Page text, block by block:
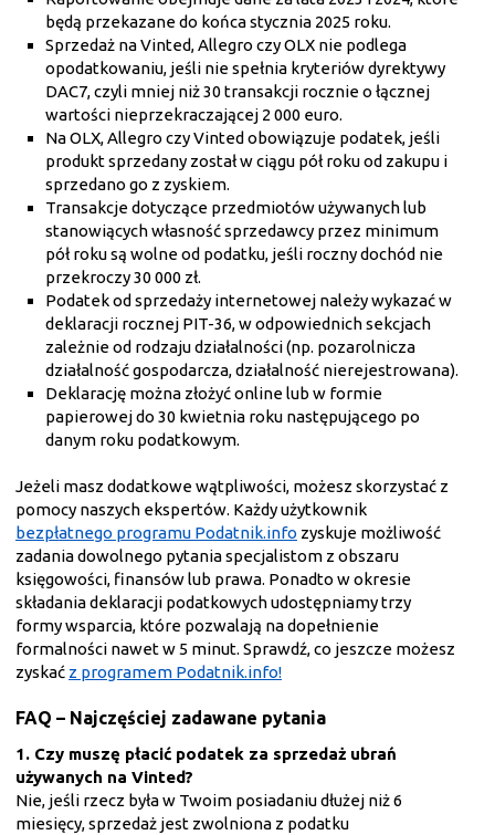
będą przekazane do końca stycznia 2025 roku.
Sprzedaż na Vinted, Allegro czy OLX nie podlega
opodatkowaniu, jeśli nie spełnia kryteriów dyrektywy
DAC7, czyli mniej niż 30 transakcji rocznie o łącznej
wartości nieprzekraczającej 2 000 euro.
Na OLX, Allegro czy Vinted obowiązuje podatek, jeśli
produkt sprzedany został w ciągu pół roku od zakupu i
sprzedano go z zyskiem.
Transakcje dotyczące przedmiotów używanych lub
stanowiących własność sprzedawcy przez minimum
pół roku są wolne od podatku, jeśli roczny dochód nie
przekroczy 30 000 zł.
Podatek od sprzedaży internetowej należy wykazać w
deklaracji rocznej PIT-36, w odpowiednich sekcjach
zależnie od rodzaju działalności (np. pozarolnicza
działalność gospodarcza, działalność nierejestrowana).
Deklarację można złożyć online lub w formie
papierowej do 30 kwietnia roku następującego po
danym roku podatkowym.
Jeżeli masz dodatkowe wątpliwości, możesz skorzystać z
pomocy naszych ekspertów. Każdy użytkownik
bezpłatnego programu Podatnik.info zyskuje możliwość
zadania dowolnego pytania specjalistom z obszaru
księgowości, finansów lub prawa. Ponadto w okresie
składania deklaracji podatkowych udostępniamy trzy
formy wsparcia, które pozwalają na dopełnienie
formalności nawet w 5 minut. Sprawdź, co jeszcze możesz
zyskać z programem Podatnik.info!
FAQ – Najczęściej zadawane pytania
1. Czy muszę płacić podatek za sprzedaż ubrań
używanych na Vinted?
Nie, jeśli rzecz była w Twoim posiadaniu dłużej niż 6
miesięcy, sprzedaż jest zwolniona z podatku